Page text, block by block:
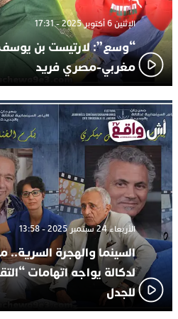
الإثنين 6 أكتوبر 2025 - 17:31
“وسع”: لارتيست بن
مغربي-مصري فريد
الأربعاء 24 سبتمبر 2025 - 13:58
السينما والهجرة السرية..
لدكالة يواجه اتهامات
للجدل